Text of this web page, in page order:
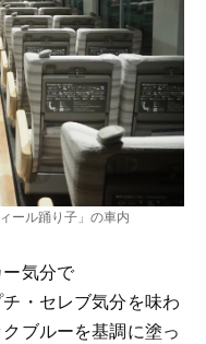
ール踊り子」の車内
気分で
・セレブ気分を味わ
ブルーを基調に塗っ